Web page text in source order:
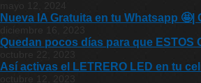
Nueva IA Gratuita en tu Whatsapp 🤩|
Quedan pocos días para que ESTOS
Así activas el LETRERO LED en tu